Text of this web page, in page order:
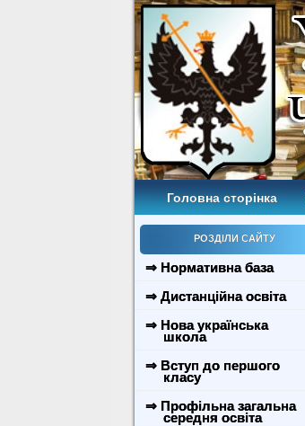
Головна сторінка
РОЗДІЛИ САЙТУ
⇒ Нормативна база
⇒ Дистанційна освіта
⇒ Нова українська
школа
⇒ Вступ до першого
класу
⇒ Профільна загальна
середня освіта